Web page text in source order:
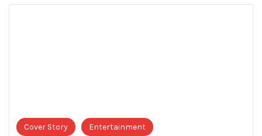
Cover Story Entertainment